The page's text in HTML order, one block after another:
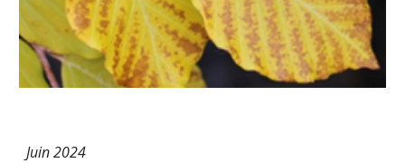
Juin2024